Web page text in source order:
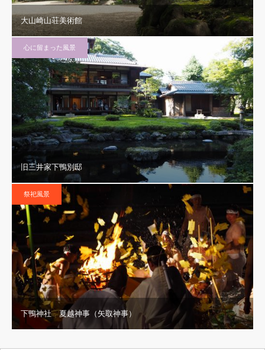
大山崎山荘美術館
心に留まった風景
旧三井家下鴨別邸
祭祀風景
下鴨神社 夏越神事（矢取神事）